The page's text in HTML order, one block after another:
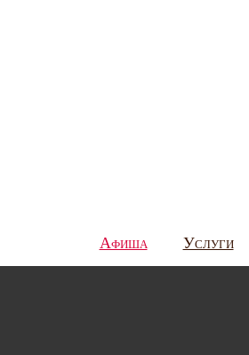
Афиша Услуги